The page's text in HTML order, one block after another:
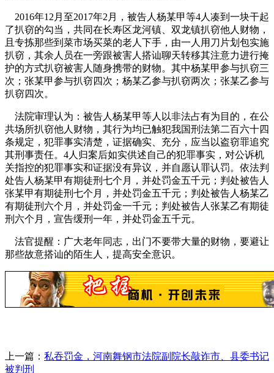
2016年12月至2017年2月，被告人杨某甲等4人凑到一块干起
了扒窃的勾当，共同在长寿区龙河镇、双龙镇扒窃他人财物，
且专拣那些到菜市场买菜的老人下手，由一人用刀片划包实施
扒窃，其余人员在一旁跟被害人搭讪聊天转移其注意力进行掩
护的方式扒窃被害人随身携带的财物。其中杨某甲参与扒窃三
次；张某甲参与扒窃四次；杨某乙参与扒窃两次；张某乙参与
扒窃四次。
法院审理认为：被告人杨某甲等人以非法占有为目的，在公
共场所扒窃他人财物，其行为均已触犯我国刑法第二百六十四
条规定，犯罪事实清楚，证据确实、充分，应当以盗窃罪追究
其刑事责任。4人归案后如实供述自己的犯罪事实，对公诉机
关指控的犯罪事实和证据没有异议，并自愿认罪认罚。依法判
处告人杨某甲有期徒刑七个月，并处罚金五千元；判处被告人
张某甲有期徒刑七个月，并处罚金五千元；判处被告人杨某乙
有期徒刑六个月，并处罚金一千元；判处被告人张某乙有期徒
刑六个月，宣告缓刑一年，并处罚金五千元。
法官提醒：广大老年同志，出门不要带大量的财物，要避让
那些故意搭讪的陌生人，提高安全意识。
上一篇： 私吞罚金，河南舞钢市法院副院长敲诈市、县委书记
被判刑